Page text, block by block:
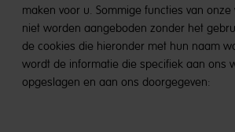
maken voor u. Sommige functies van
niet worden aangeboden zonder het
de cookies die hieronder met hun naam
wordt de informatie die specifiek aan ons
opgeslagen en aan ons doorgegeven: